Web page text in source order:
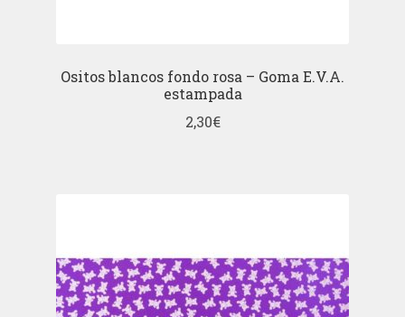
Ositos blancos fondo rosa – Goma E.V.A.
estampada
2,30€